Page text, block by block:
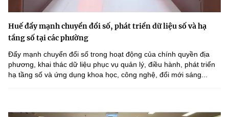
Huế đẩy mạnh chuyển đổi số, phát triển dữ liệu số và hạ
tầng số tại các phường
Đẩy mạnh chuyển đổi số trong hoạt động của chính quyền địa
phương, khai thác dữ liệu phục vụ quản lý, điều hành, phát triển
hạ tầng số và ứng dụng khoa học, công nghệ, đổi mới sáng...